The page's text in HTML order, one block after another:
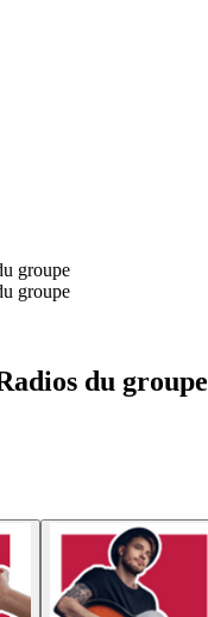
groupe
groupe
du groupe